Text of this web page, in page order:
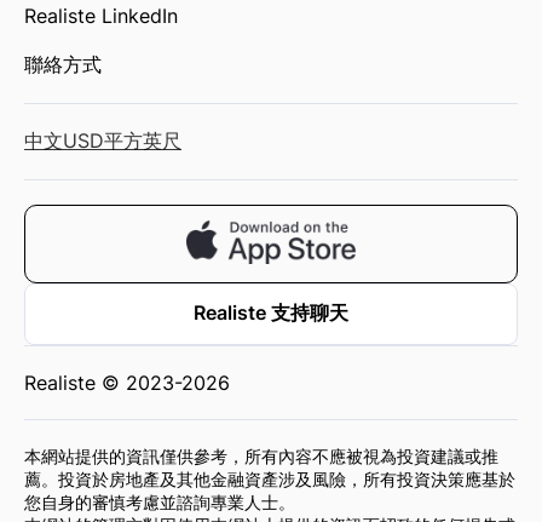
Realiste LinkedIn
聯絡方式
中文USD平方英尺
Realiste 支持聊天
Realiste © 2023-2026
本網站提供的資訊僅供參考，所有內容不應被視為投資建議或推
薦。投資於房地產及其他金融資產涉及風險，所有投資決策應基於
您自身的審慎考慮並諮詢專業人士。